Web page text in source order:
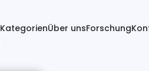
Kategorien(current)
Über unsForschung